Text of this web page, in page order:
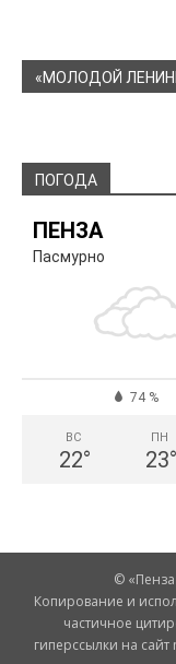
«МОЛОДОЙ
ПОГОДА
ПЕНЗА
Пасмурно
74 %
ВС
22°
ПН
23°
©
Копирование и
частичное
гиперссылки на